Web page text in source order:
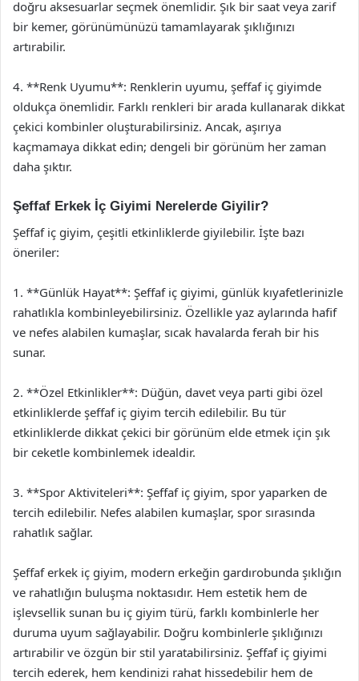
doğru aksesuarlar seçmek önemlidir. Şık bir saat veya zarif
bir kemer, görünümünüzü tamamlayarak şıklığınızı
artırabilir.
4. **Renk Uyumu**: Renklerin uyumu, şeffaf iç giyimde
oldukça önemlidir. Farklı renkleri bir arada kullanarak dikkat
çekici kombinler oluşturabilirsiniz. Ancak, aşırıya
kaçmamaya dikkat edin; dengeli bir görünüm her zaman
daha şıktır.
Şeffaf Erkek İç Giyimi Nerelerde Giyilir?
Şeffaf iç giyim, çeşitli etkinliklerde giyilebilir. İşte bazı
öneriler:
1. **Günlük Hayat**: Şeffaf iç giyimi, günlük kıyafetlerinizle
rahatlıkla kombinleyebilirsiniz. Özellikle yaz aylarında hafif
ve nefes alabilen kumaşlar, sıcak havalarda ferah bir his
sunar.
2. **Özel Etkinlikler**: Düğün, davet veya parti gibi özel
etkinliklerde şeffaf iç giyim tercih edilebilir. Bu tür
etkinliklerde dikkat çekici bir görünüm elde etmek için şık
bir ceketle kombinlemek idealdir.
3. **Spor Aktiviteleri**: Şeffaf iç giyim, spor yaparken de
tercih edilebilir. Nefes alabilen kumaşlar, spor sırasında
rahatlık sağlar.
Şeffaf erkek iç giyim, modern erkeğin gardırobunda şıklığın
ve rahatlığın buluşma noktasıdır. Hem estetik hem de
işlevsellik sunan bu iç giyim türü, farklı kombinlerle her
duruma uyum sağlayabilir. Doğru kombinlerle şıklığınızı
artırabilir ve özgün bir stil yaratabilirsiniz. Şeffaf iç giyimi
tercih ederek, hem kendinizi rahat hissedebilir hem de